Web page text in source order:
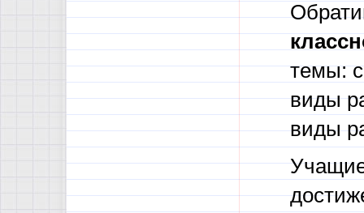
темы:
виды
виды